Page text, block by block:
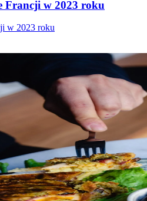
Francji w 2023 roku
w 2023 roku